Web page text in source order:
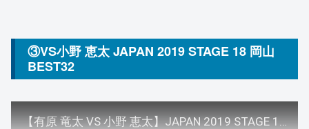
③VS小野 恵太 JAPAN 2019 STAGE 18 岡山
BEST32
【有原 竜太 VS 小野 恵太】JAPAN 2019 STAGE 18 岡山 BEST32